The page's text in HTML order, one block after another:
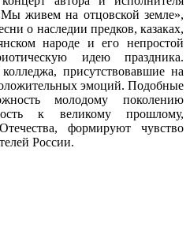
живем на отцовской земле»,
о наследии предков, казаках,
народе и его непростой
идею праздника.
присутствовавшие на
эмоций. Подобные
молодому поколению
к великому прошлому,
формируют чувство
России.